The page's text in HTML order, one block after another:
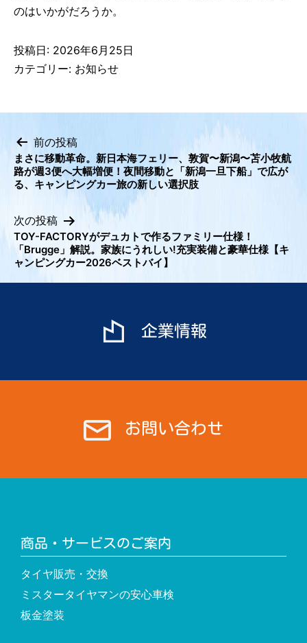
のはいかがだろうか。
投稿日: 2026年6月25日
カテゴリー: お知らせ
投
稿
ナ
ビ
ゲ
ー
前の投稿
まさに移動革命。新日本海フェリー、敦賀〜新潟〜苫小牧航
路が週3便へ大幅増便！夜間移動と「新潟一旦下船」で広が
る、キャンピングカー旅の新しい選択肢
次の投稿
TOY-FACTORYがデュカトで作るファミリー仕様！
「Brugge」解説。家族にうれしい!充実装備と豪華仕様【キ
ャンピングカー2026ベストバイ】
企業情報
お問い合わせ
商品・サービスのご案内
タイヤ販売・交換
ミスタータイヤマンの安心車検
板金塗装